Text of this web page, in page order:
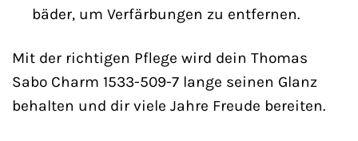
bäder, um Verfärbungen zu entfernen.
Mit der richtigen Pflege wird dein Thomas
Sabo Charm 1533-509-7 lange seinen Glanz
behalten und dir viele Jahre Freude bereiten.